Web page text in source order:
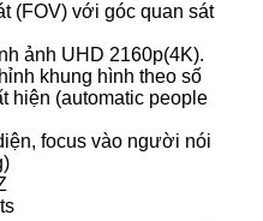
(FOV) với góc quan sát
ảnh UHD 2160p(4K).
khung hình theo số
hiện (automatic people
focus vào người nói